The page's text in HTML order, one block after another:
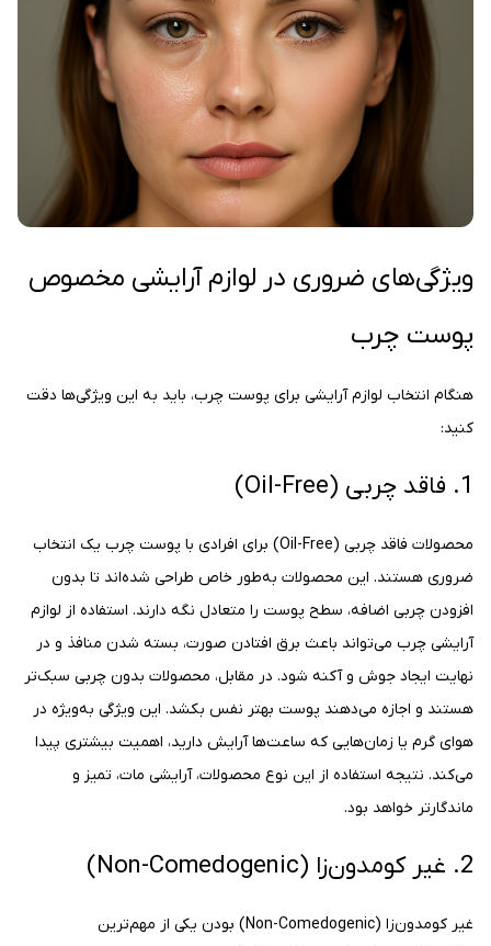
ویژگی‌های ضروری در لوازم آرایشی مخصوص
پوست چرب
هنگام انتخاب لوازم آرایشی برای پوست چرب، باید به این ویژگی‌ها دقت
کنید:
1. فاقد چربی (Oil-Free)
محصولات فاقد چربی (Oil-Free) برای افرادی با پوست چرب یک انتخاب
ضروری هستند. این محصولات به‌طور خاص طراحی شده‌اند تا بدون
افزودن چربی اضافه، سطح پوست را متعادل نگه دارند. استفاده از لوازم
آرایشی چرب می‌تواند باعث برق افتادن صورت، بسته شدن منافذ و در
نهایت ایجاد جوش و آکنه شود. در مقابل، محصولات بدون چربی سبک‌تر
هستند و اجازه می‌دهند پوست بهتر نفس بکشد. این ویژگی به‌ویژه در
هوای گرم یا زمان‌هایی که ساعت‌ها آرایش دارید، اهمیت بیشتری پیدا
می‌کند. نتیجه استفاده از این نوع محصولات، آرایشی مات، تمیز و
ماندگارتر خواهد بود.
2. غیر کومدون‌زا (Non-Comedogenic)
غیر کومدون‌زا (Non-Comedogenic) بودن یکی از مهم‌ترین